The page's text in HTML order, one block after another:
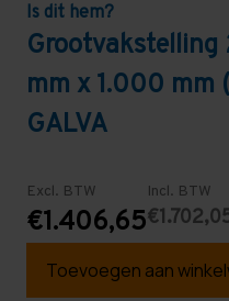
Is dit hem?
Grootvakstelling
mm x 1.000 mm
GALVA
Excl. BTW
€1.406,65
Incl. BTW
Toevoegen aan